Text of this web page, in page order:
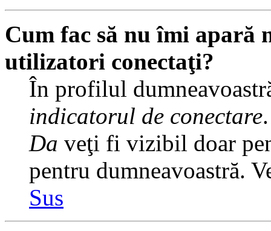
Cum fac să nu îmi apară
utilizatori conectaţi?
În profilul
indicatorul de conectare
Da veţi fi vizibil doar
pentru dumneavoastră.
Sus